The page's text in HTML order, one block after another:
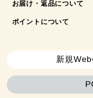
お届け・返品について
ポイントについて
新規